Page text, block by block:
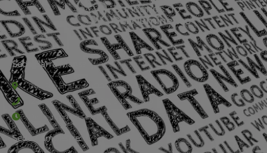
Sede Barra Mansa
Rua Rio Branco, nº107 (2º andar), Centro - Cep: 27.330-030
(24) 3323-2848 ou (24) 3323-2500
De segunda à sexta-feira , das 9h às 17h.
Sede Campestre: